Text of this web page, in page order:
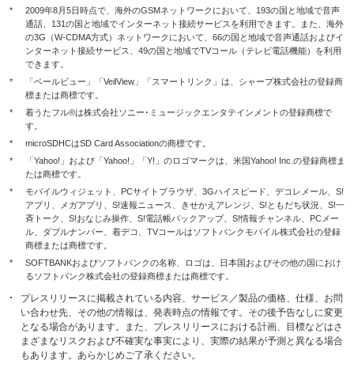
*
2009年8月5日時点で、海外のGSMネットワークにおいて、193の国と地域で音声
通話、131の国と地域でインターネット接続サービスを利用できます。また、海外
の3G（W-CDMA方式）ネットワークにおいて、66の国と地域で音声通話およびイ
ンターネット接続サービス、49の国と地域でTVコール（テレビ電話機能）を利用
できます。
*
「ベールビュー」「VeilView」「スマートリンク」は、シャープ株式会社の登録商
標または商標です。
*
着うたフル®は株式会社ソニー･ミュージックエンタテインメントの登録商標で
す。
*
microSDHCはSD Card Associationの商標です。
*
「Yahoo!」および「Yahoo!」「Y!」のロゴマークは、米国Yahoo! Inc.の登録商標ま
たは商標です。
*
モバイルウィジェット、PCサイトブラウザ、3Gハイスピード、デコレメール、S!
アプリ、メガアプリ、S!速報ニュース、きせかえアレンジ、S!ともだち状況、S!一
斉トーク、S!おなじみ操作、S!電話帳バックアップ、S!情報チャンネル、PCメー
ル、ダブルナンバー、着デコ、TVコールはソフトバンクモバイル株式会社の登録
商標または商標です。
*
SOFTBANKおよびソフトバンクの名称、ロゴは、日本国およびその他の国におけ
るソフトバンク株式会社の登録商標または商標です。
プレスリリースに掲載されている内容、サービス／製品の価格、仕様、お問
い合わせ先、その他の情報は、発表時点の情報です。その後予告なしに変更
となる場合があります。また、プレスリリースにおける計画、目標などはさ
まざまなリスクおよび不確実な事実により、実際の結果が予測と異なる場合
もあります。あらかじめご了承ください。